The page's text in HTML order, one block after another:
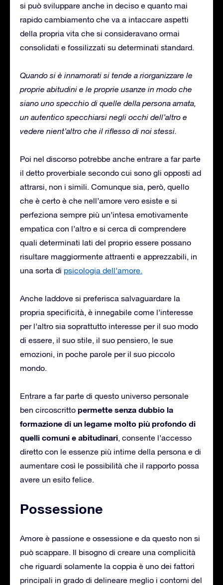
si può sviluppare anche in deciso e quanto mai
rapido cambiamento che va a intaccare aspetti
della propria vita che si consideravano ormai
consolidati e fossilizzati su determinati standard.
Quando si è innamorati si tende a riorganizzare le
proprie abitudini e le proprie usanze in modo che
siano uno specchio di quelle della persona amata,
un autentico specchiarsi negli occhi dell’altro e
vedere nient’altro che il riflesso di noi stessi.
Poi nel discorso potrebbe anche entrare a far parte
il detto proverbiale secondo cui sono gli opposti ad
attrarsi, non i simili. Comunque sia, però, quello
che è certo è che nell’amore vero esiste e si
perfeziona sempre più un’intesa emotivamente
empatica con l’altro e si cerca di comprendere
quali determinati lati del proprio essere possano
risultare maggiormente attraenti e apprezzabili, in
una sorta di psicologia dell’amore.
Anche laddove si preferisca salvaguardare la
propria specificità, è innegabile come l’interesse
per l’altro sia soprattutto interesse per il suo modo
di essere, il suo stile, il suo pensiero, le sue
emozioni, in poche parole per il suo piccolo
mondo.
Entrare a far parte di questo universo personale
ben circoscritto permette senza dubbio la
formazione di un legame molto più profondo di
quelli comuni e abitudinari, consente l’accesso
diretto con le essenze più intime della persona e di
aumentare così le possibilità che il rapporto possa
avere un esito felice.
Possessione
Amore è passione e ossessione e da questo non si
può scappare. Il bisogno di creare una complicità
che riguardi solamente la coppia è uno dei fattori
principali in grado di delineare meglio i contorni del